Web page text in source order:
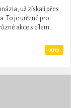
už získali přes
To je určené pro
akce s cílem...
2017